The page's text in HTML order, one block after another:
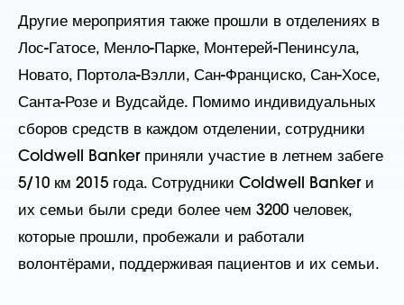
Другие мероприятия также прошли в отделениях в
Лос-Гатосе, Менло-Парке, Монтерей-Пенинсула,
Новато, Портола-Вэлли, Сан-Франциско, Сан-Хосе,
Санта-Розе и Вудсайде. Помимо индивидуальных
сборов средств в каждом отделении, сотрудники
Coldwell Banker приняли участие в летнем забеге
5/10 км 2015 года. Сотрудники Coldwell Banker и
их семьи были среди более чем 3200 человек,
которые прошли, пробежали и работали
волонтёрами, поддерживая пациентов и их семьи.